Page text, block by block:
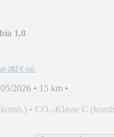
1,0
202 € mtl.
2026 • 15 km •
• CO₂-Klasse C